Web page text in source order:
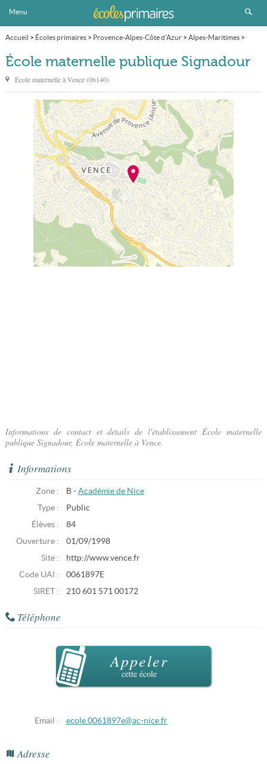
Menu
Accueil > Écoles primaires> Provence-Alpes-Côte d'Azur> Alpes-Maritimes>
Vence >École maternelle publique Signadour
École maternelle publique Signadour
École maternelle àVence(06140)
Informations de contact et détails de l'établissement École maternelle
publique Signadour, École maternelle à Vence.
Informations
Zone : B - Académie de Nice
Type :
Public
Élèves :
84
Ouverture :
01/09/1998
Site :
http://www.vence.fr
Code UAI :
0061897E
SIRET :
210 601 571 00172
Téléphone
Appeler
cette école
Email : ecole.0061897e@ac-nice.fr
Adresse